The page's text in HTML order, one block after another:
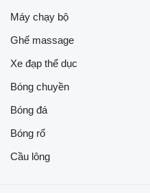
Máy chạy bộ
Ghế massage
Xe đạp thể dục
Bóng chuyền
Bóng đá
Bóng rổ
Cầu lông